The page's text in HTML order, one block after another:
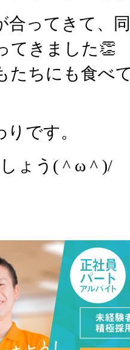
合ってきて、
てきました👏
たちにも食べ
です。
ょう( ^ ω ^ )/